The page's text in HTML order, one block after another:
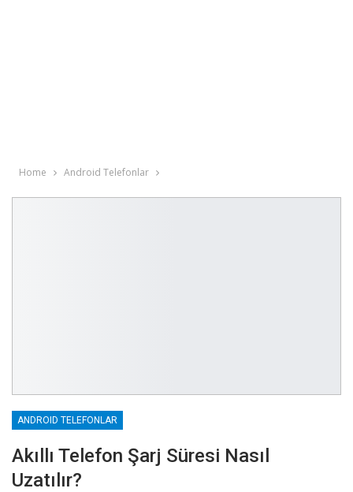
Home Android Telefonlar
ANDROID TELEFONLAR
Akıllı Telefon Şarj Süresi Nasıl
Uzatılır?